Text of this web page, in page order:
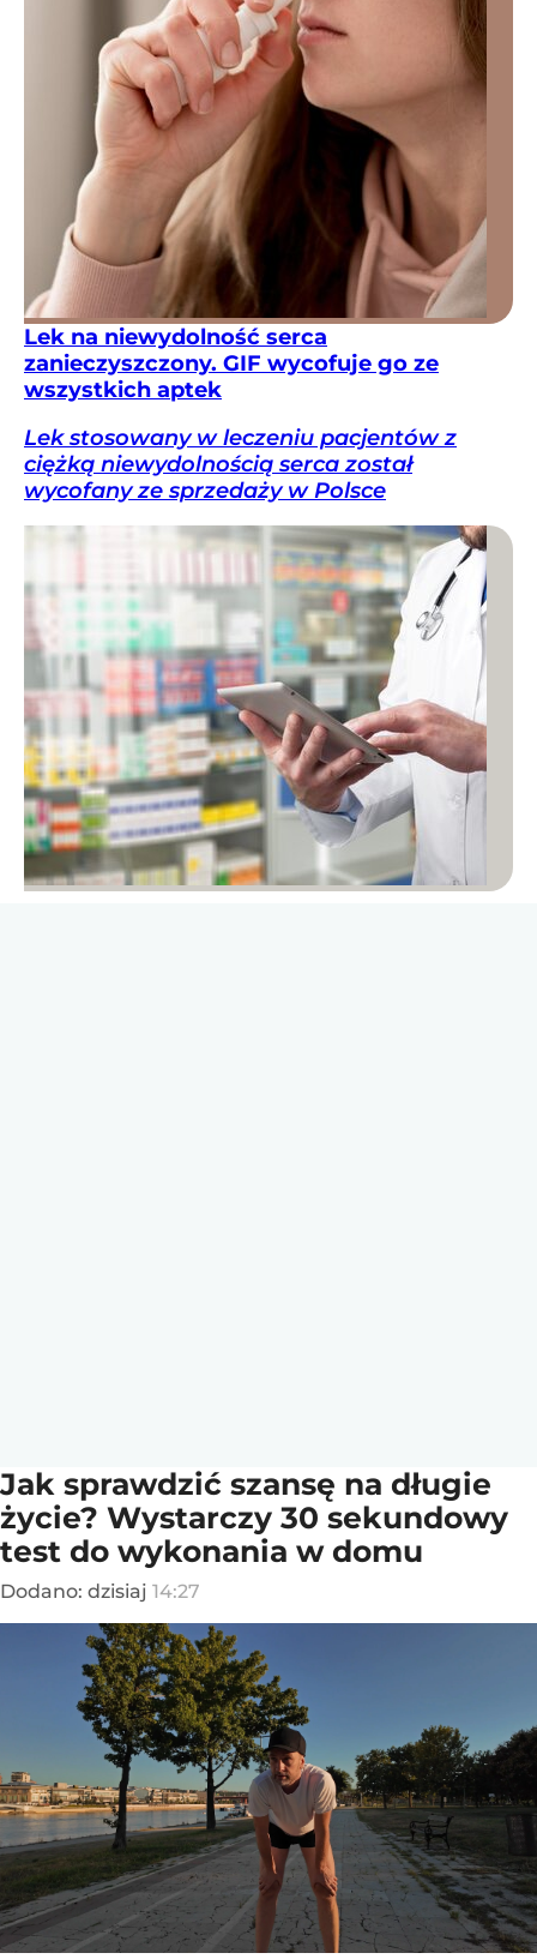
Lek na niewydolność serca
zanieczyszczony. GIF wycofuje go ze
wszystkich aptek
Lek stosowany w leczeniu pacjentów z
ciężką niewydolnością serca został
wycofany ze sprzedaży w Polsce
Jak sprawdzić szansę na długie
życie? Wystarczy 30 sekundowy
test do wykonania w domu
Dodano: dzisiaj 14:27